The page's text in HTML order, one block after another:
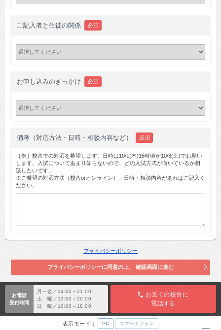
ご記入者と生徒の関係 必須
お申し込みのきっかけ 必須
備考（対応方法・日時・相談内容など） 必須
［例］校舎での対応を希望します。日時は10/1(木)16時頃か10/3(土)でお願い
します。入試についてあまり知らないので、どの入試方式が向いているか相
談したいです。
※ご希望の対応方法（校舎orオンライン）・日時・相談内容があればご記入く
ださい。
プライバシーポリシー
お電話
受付時間
月～金／14:00～21:00
土 曜／13:00～20:00
日 曜／10:00～18:00
お近くの校舎に
電話する
表示モード： PC スマートフォン